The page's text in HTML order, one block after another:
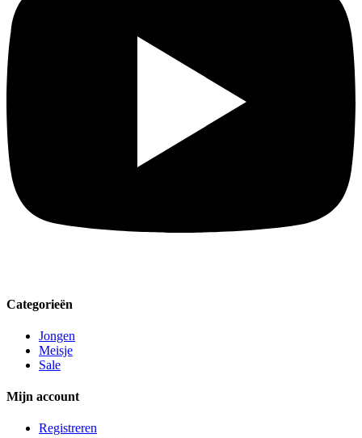
Categorieën
Jongen
Meisje
Sale
Mijn account
Registreren